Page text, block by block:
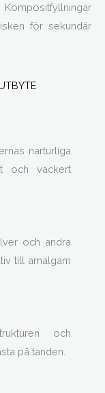
för sekundär
narturliga
och vackert
och andra
till amalgam
och
på tanden.